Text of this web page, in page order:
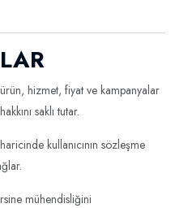
hizmet, fiyat ve kampanyalar
saklı tutar.
kullanıcının sözleşme
mühendisliğini